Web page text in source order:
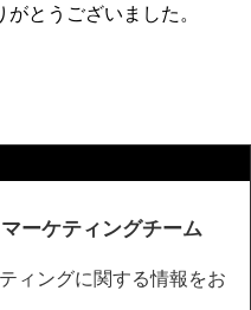
とうございました。
ーケティングチーム
ィングに関する情報をお